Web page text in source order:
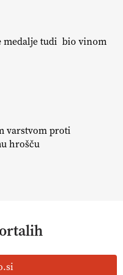
. VEČ
#CAP
reja kokoši skrbi za živali
https://t.co/PX49GVsP1M
tla, večjo odpornost tal
Resnica ali le dobra reklama?
medalje tudi bio vinom
varstvom proti
hrošču